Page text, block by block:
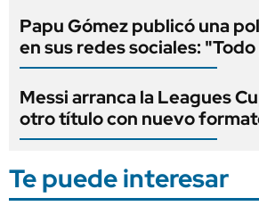
Papu Gómez publicó una
en sus redes sociales:
Messi arranca la Leagues
otro título con nuevo
Te puede interesar